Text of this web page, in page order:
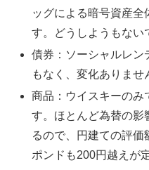
ッグによる暗号資産全
す。どうしようもない
債券：ソーシャルレン
もなく、変化ありませ
商品：ウイスキーのみ
す。ほとんど為替の影
るので、円建ての評価
ポンドも200円越えが